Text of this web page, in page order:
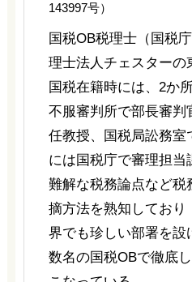
143997号）
国税OB税理士（国税
理士法人チェスターの
国税在籍時には、2か
不服審判所で部長審判
任教授、国税局訟務室
には国税庁で審理担当
難解な税務論点など税
摘方法を熟知しており
界でも珍しい部署を設
数名の国税OBで徹底